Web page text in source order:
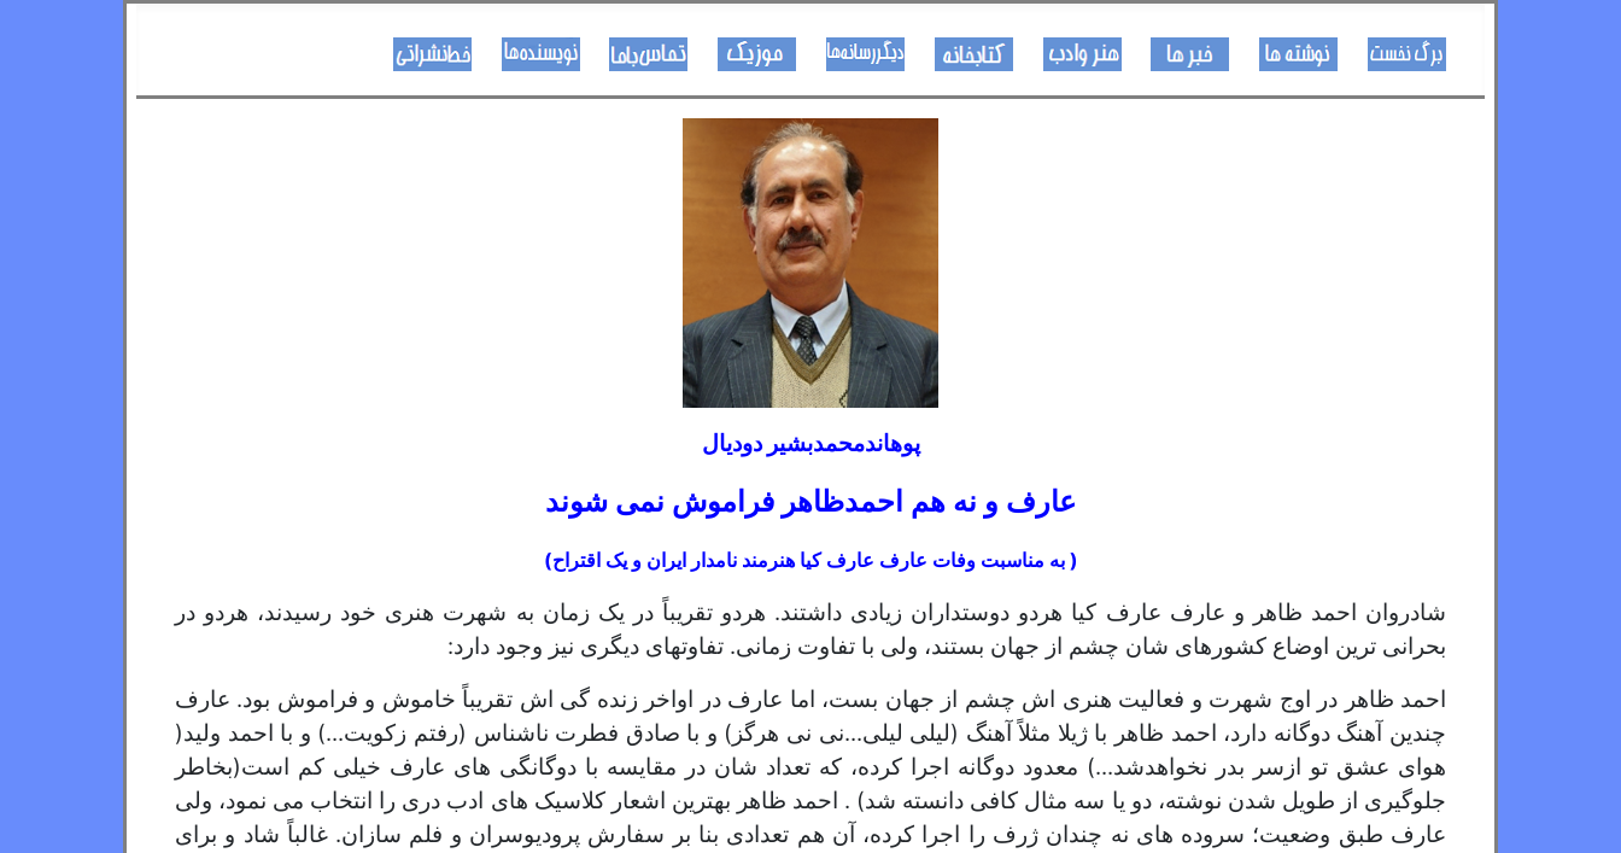
کـــــور پاڼه خبرونه هــــنر او ادب کتـــــابونه ســــایټــونه مــــــوزیک اړیکی نویسنده ها
پوهاندمحمدبشیر دودیال
عارف و نه هم احمدظاهر فراموش نمی شوند
( به مناسبت وفات عارف عارف کیا هنرمند نامدار ایران و یک اقتراح)
شادروان احمد ظاهر و عارف عارف کیا هردو دوستداران زیادی داشتند. هردو تقریباً در یک زمان به شهرت هنری خود رسیدند، هردو در
بحرانی ترین اوضاع کشورهای شان چشم از جهان بستند، ولی با تفاوت زمانی. تفاوتهای دیگری نیز وجود دارد:
احمد ظاهر در اوج شهرت و فعالیت هنری اش چشم از جهان بست، اما عارف در اواخر زنده گی اش تقریباً خاموش و فراموش بود. عارف
چندین آهنگ دوگانه دارد، احمد ظاهر با ژیلا مثلاً آهنگ (لیلی لیلی...نی نی هرگز) و با صادق فطرت ناشناس (رفتم زکویت...) و با احمد ولید(
هوای عشق تو ازسر بدر نخواهدشد...) معدود دوگانه اجرا کرده، که تعداد شان در مقایسه با دوگانگی های عارف خیلی کم است(بخاطر
جلوگیری از طویل شدن نوشته، دو یا سه مثال کافی دانسته شد) . احمد ظاهر بهترین اشعار کلاسیک های ادب دری را انتخاب می نمود، ولی
عارف طبق وضعیت؛ سروده های نه چندان ژرف را اجرا کرده، آن هم تعدادی بنا بر سفارش پرودیوسران و فلم سازان. غالباً شاد و برای